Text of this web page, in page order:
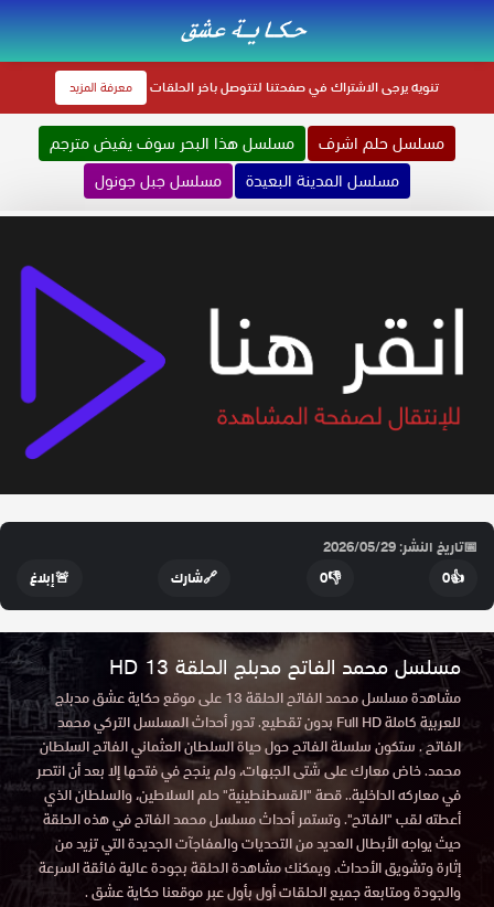
تنويهيرجى الاشتراك في صفحتنا لتتوصل باخر الحلقات معرفة المزيد
مسلسل حلم اشرف
مسلسل هذا البحر سوف يفيض مترجم
مسلسل المدينة البعيدة
مسلسل جبل جونول
📅تاريخ النشر: 2026/05/29
👍
0
👎
0
🔗شارك 🚨إبلاغ
مسلسل محمد الفاتح مدبلج الحلقة 13 HD
مشاهدة مسلسل محمد الفاتح الحلقة 13 على موقع حكاية عشق مدبلج
للعربية كاملة Full HD بدون تقطيع. تدور أحداث المسلسل التركي محمد
الفاتح . ستكون سلسلة الفاتح حول حياة السلطان العثماني الفاتح السلطان
محمد. خاض معارك على شتى الجبهات، ولم ينجح في فتحها إلا بعد أن انتصر
في معاركه الداخلية.. قصة "القسطنطينية" حلم السلاطين، والسلطان الذي
أعطته لقب "الفاتح". وتستمر أحداث مسلسل محمد الفاتح في هذه الحلقة
حيث يواجه الأبطال العديد من التحديات والمفاجآت الجديدة التي تزيد من
إثارة وتشويق الأحداث. ويمكنك مشاهدة الحلقة بجودة عالية فائقة السرعة
والجودة ومتابعة جميع الحلقات أول بأول عبر موقعنا حكاية عشق .